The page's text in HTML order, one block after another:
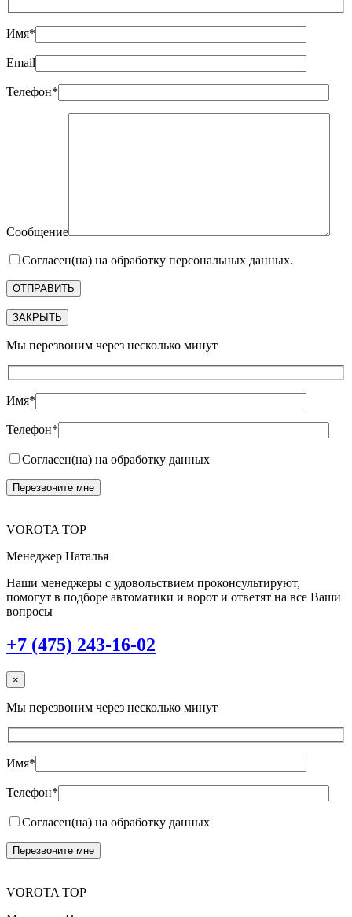
Имя*
Email
Телефон*
Сообщение
Согласен(на) на обработку персональных данных.
ЗАКРЫТЬ
Мы перезвоним через несколько минут
Имя*
Телефон*
Согласен(на) на обработку данных
VOROTA TOP
Менеджер Наталья
Наши менеджеры с удовольствием проконсультируют,
помогут в подборе автоматики и ворот и ответят на все Ваши
вопросы
+7 (475) 243-16-02
×
Мы перезвоним через несколько минут
Имя*
Телефон*
Согласен(на) на обработку данных
VOROTA TOP